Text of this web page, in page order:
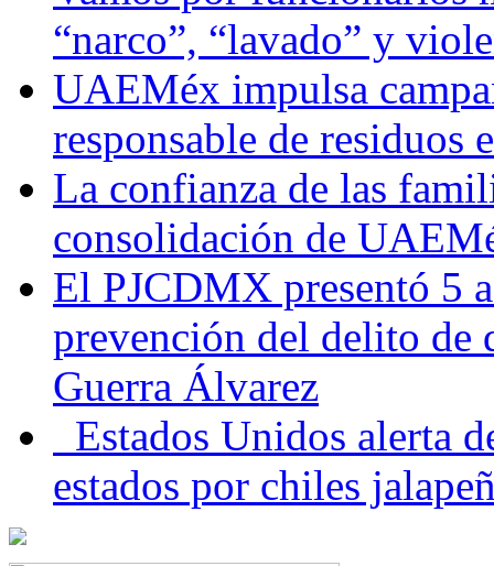
“narco”, “lavado” y
UAEMéx impulsa
responsable de residuos
La confianza de las
consolidación de
El PJCDMX presentó 5
prevención del delito de
Guerra Álvarez
Estados Unidos alerta
estados por chiles